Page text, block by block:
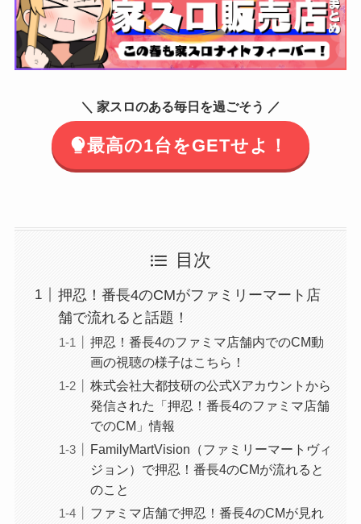
＼ 家スロのある毎日を過ごそう ／
最高の1台をGETせよ！
目次
押忍！番長4のCMがファミリーマート店
舗で流れると話題！
押忍！番長4のファミマ店舗内でのCM動
画の視聴の様子はこちら！
株式会社大都技研の公式Xアカウントから
発信された「押忍！番長4のファミマ店舗
でのCM」情報
FamilyMartVision（ファミリーマートヴィ
ジョン）で押忍！番長4のCMが流れると
のこと
ファミマ店舗で押忍！番長4のCMが見れ